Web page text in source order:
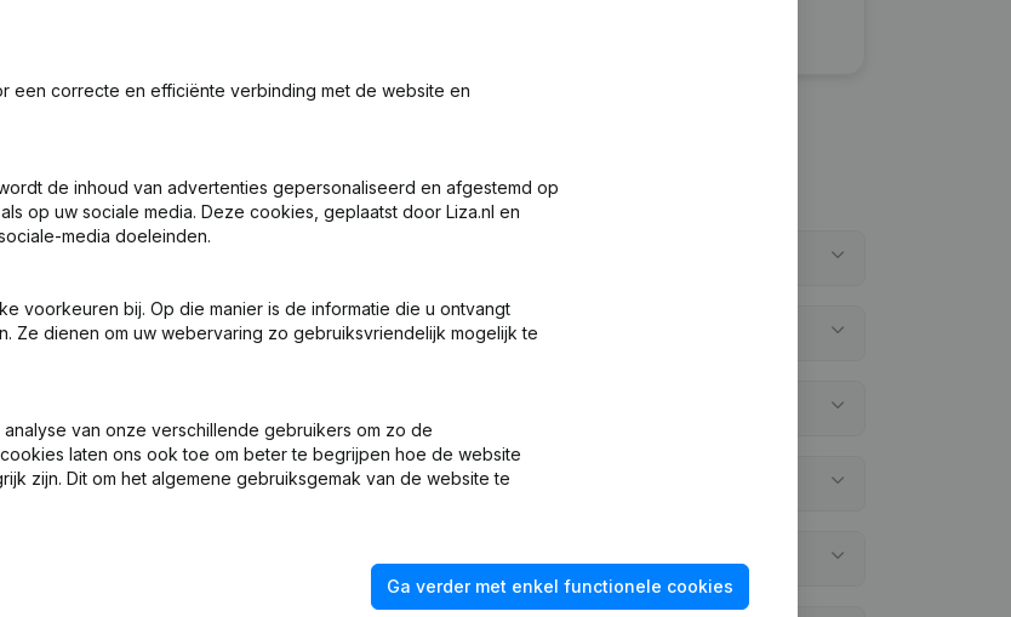
is het btw-nummer van V.O.F. de Jong & Fries?
werd V.O.F. de Jong & Fries opgericht?
een correcte en efficiënte verbinding met de website en
de inhoud van advertenties gepersonaliseerd en afgestemd op
op uw sociale media. Deze cookies, geplaatst door Liza.nl en
media doeleinden.
voorkeuren bij. Op die manier is de informatie die u ontvangt
Ze dienen om uw webervaring zo gebruiksvriendelijk mogelijk te
van onze verschillende gebruikers om zo de
laten ons ook toe om beter te begrijpen hoe de website
zijn. Dit om het algemene gebruiksgemak van de website te
Ga verder met enkel functionele cookies